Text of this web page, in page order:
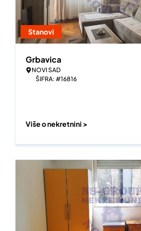
Stanovi
Grbavica
NOVI SAD
ŠIFRA: #16816
Više o nekretnini >